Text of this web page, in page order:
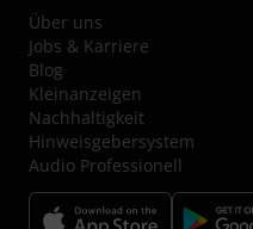
Über uns
Jobs & Karriere
Blog
Kleinanzeigen
Nachhaltigkeit
Hinweisgebersystem
Audio Professionell